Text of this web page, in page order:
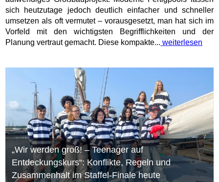
sich heutzutage jedoch deutlich einfacher und schneller
umsetzen als oft vermutet – vorausgesetzt, man hat sich im
Vorfeld mit den wichtigsten Begrifflichkeiten und der
Planung vertraut gemacht. Diese kompakte... weiterlesen
„Wir werden groß! – Teenager auf
Entdeckungskurs“: Konflikte, Regeln und
Zusammenhalt im Staffel-Finale heute